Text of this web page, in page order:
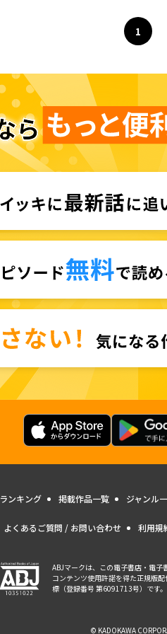
ページ
1
へ
ランキング 掲載作品一覧 ジャンル
よくあるご質問 / お問い合わせ 利用規
ABJマークは、この電子書店・電
コンテンツ使用許諾を得た正規版
標（登録番号 第6091713号）です。
© KADOKAWA